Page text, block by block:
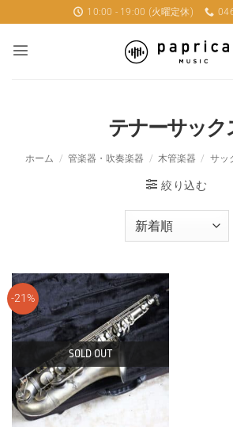
to
content
10:00 - 19:00 (火曜定休)
テナーサック
ホーム / 管楽器・吹奏楽器 / 木管楽器 / サッ
絞り込む
-21%
SOLD OUT